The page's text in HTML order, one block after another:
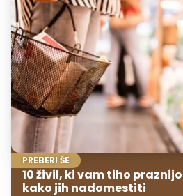
PREBERI ŠE
10 živil, ki vam tiho
kako jih nadomestiti